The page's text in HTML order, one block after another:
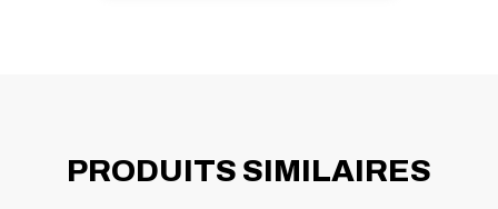
PRODUITS SIMILAIRES